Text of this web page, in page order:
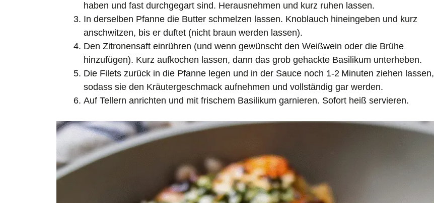
haben und fast durchgegart sind. Herausnehmen und kurz ruhen lassen.
In derselben Pfanne die Butter schmelzen lassen. Knoblauch hineingeben und kurz
anschwitzen, bis er duftet (nicht braun werden lassen).
Den Zitronensaft einrühren (und wenn gewünscht den Weißwein oder die Brühe
hinzufügen). Kurz aufkochen lassen, dann das grob gehackte Basilikum unterheben.
Die Filets zurück in die Pfanne legen und in der Sauce noch 1‑2 Minuten ziehen lassen,
sodass sie den Kräutergeschmack aufnehmen und vollständig gar werden.
Auf Tellern anrichten und mit frischem Basilikum garnieren. Sofort heiß servieren.